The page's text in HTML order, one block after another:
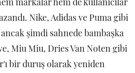
Nike, Adidas ve Puma gibi
şimdi sahnede bambaşka
Miu Miu, Dries Van Noten gibi
bir duruş olarak yeniden